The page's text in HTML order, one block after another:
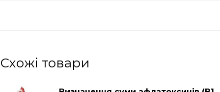
Схожі товари